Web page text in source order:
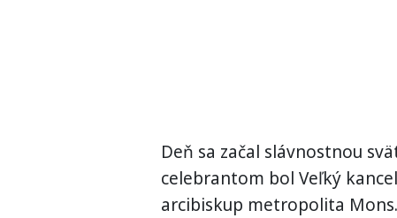
Deň sa začal slávnostnou
celebrantom bol Veľký
arcibiskup metropolita